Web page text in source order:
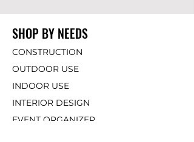
SHOP BY NEEDS
CONSTRUCTION
OUTDOOR USE
INDOOR USE
INTERIOR DESIGN
EVENT ORGANIZER